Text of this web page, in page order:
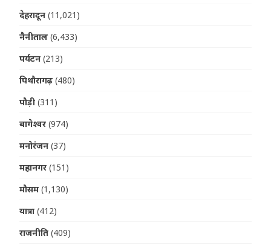
देहरादून (11,021)
नैनीताल (6,433)
पर्यटन (213)
पिथौरागढ़ (480)
पौड़ी (311)
बागेश्वर (974)
मनोरंजन (37)
महानगर (151)
मौसम (1,130)
यात्रा (412)
राजनीति (409)